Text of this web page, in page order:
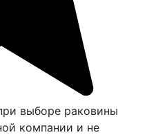
выборе раковины
компании и не